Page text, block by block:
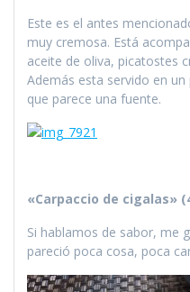
Este es el antes
muy cremosa. Está
aceite de oliva, picatostes
Además esta servido en
que parece una fuente.
«Carpaccio de cigalas»
Si hablamos de sabor, me
pareció poca cosa, poca